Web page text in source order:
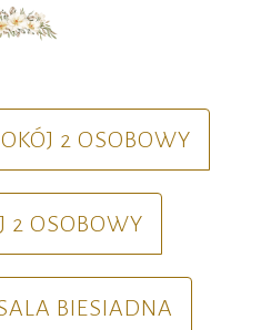
2 OSOBOWY
2 OSOBOWY
BIESIADNA